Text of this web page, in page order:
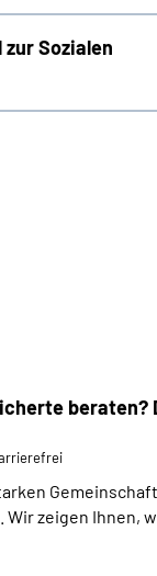
Sozialen
beraten?
zeigen Ihnen,